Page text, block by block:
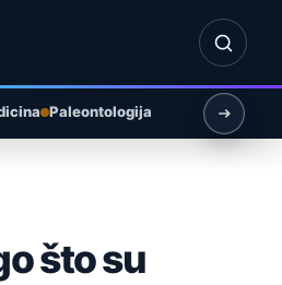
Otvori
Paleontologija
što su